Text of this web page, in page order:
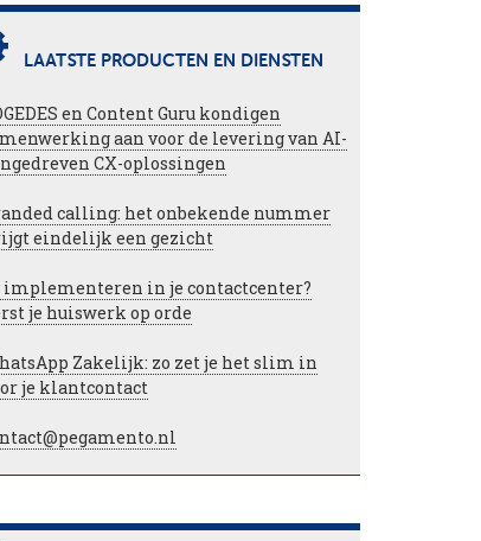
LAATSTE PRODUCTEN EN DIENSTEN
en Content Guru kondigen
aan voor de levering van AI-
CX-oplossingen
calling: het onbekende nummer
eindelijk een gezicht
implementeren in je contactcenter?
je huiswerk op orde
Zakelijk: zo zet je het slim in
je klantcontact